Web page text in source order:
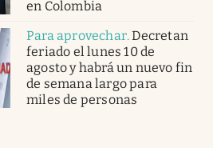
en Colombia
Para aprovechar.Decretan
feriado el lunes 10 de
agosto y habrá un nuevo fin
de semana largo para
miles de personas